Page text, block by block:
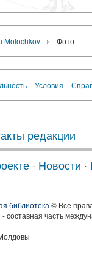
Molochkov › Фото
Условия
редакции
· Новости ·
библиотека © Все
составная часть